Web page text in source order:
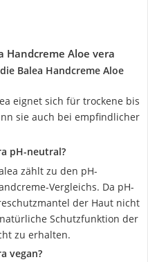
Handcreme Aloe vera
Balea Handcreme Aloe
eignet sich für trockene bis
sie auch bei empfindlicher
pH-neutral?
zählt zu den pH-
Vergleichs. Da pH-
der Haut nicht
Schutzfunktion der
zu erhalten.
vegan?